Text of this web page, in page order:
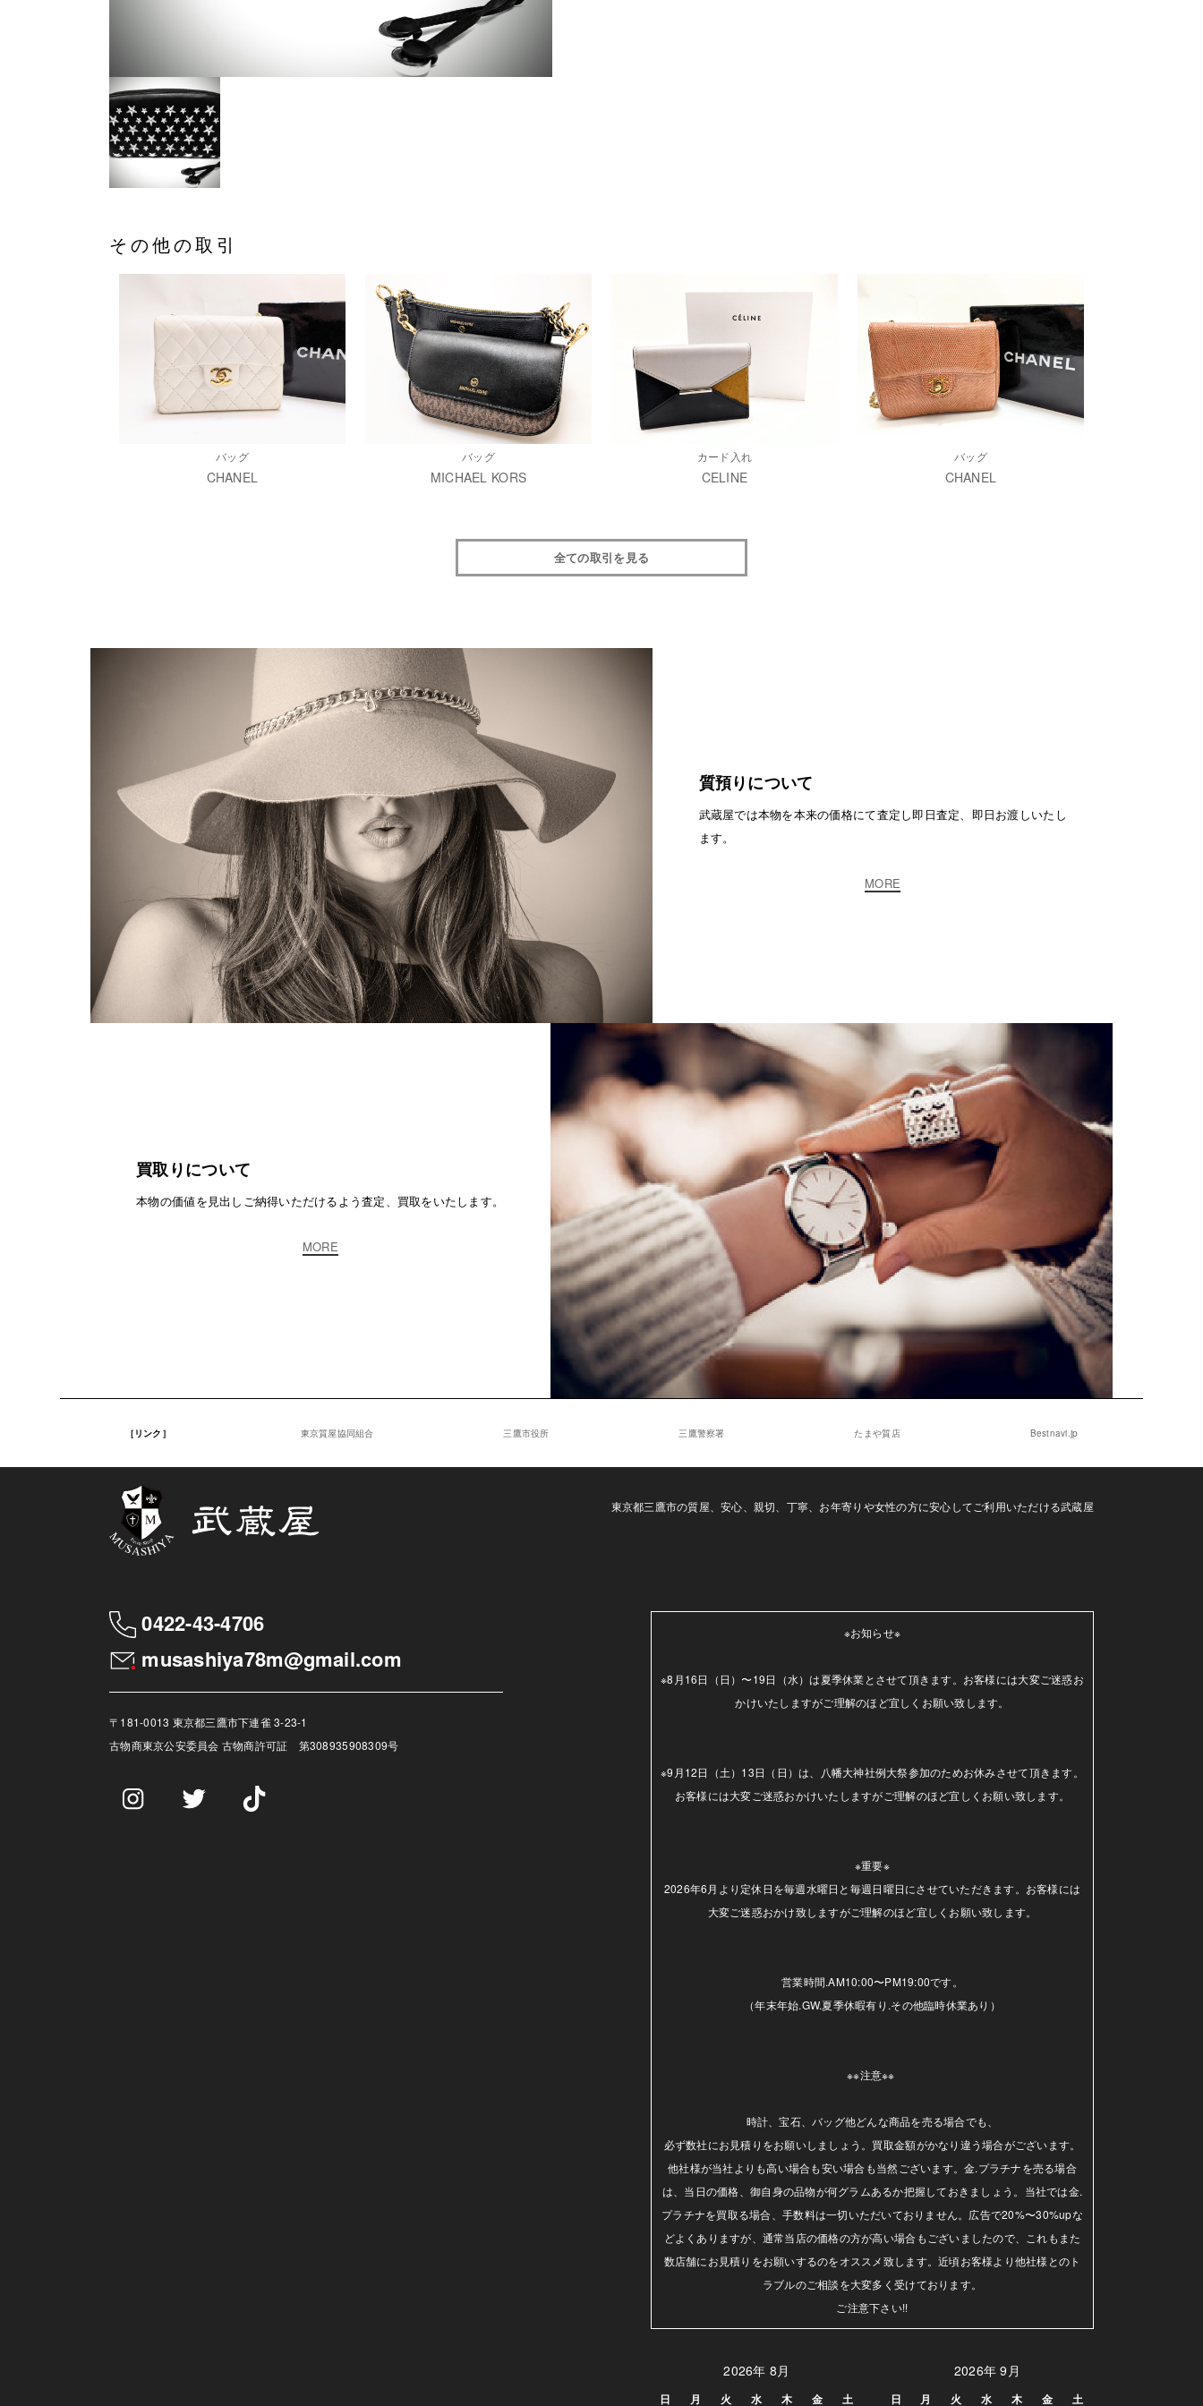
その他の取引
バッグ
CHANEL
バッグ
MICHAEL KORS
カード入れ
CELINE
バッグ
CHANEL
全ての取引を見る
質預りについて
武蔵屋では本物を本来の価格にて査定し即日査定、即日お渡しいたし
ます。
MORE
買取りについて
本物の価値を見出しご納得いただけるよう査定、買取をいたします。
MORE
［リンク］ 東京質屋協同組合 三鷹市役所 三鷹警察署 たまや質店 Bestnavi.jp
東京都三鷹市の質屋、安心、親切、丁寧、お年寄りや女性の方に安心してご利用いただける武蔵屋
0422-43-4706
musashiya78m@gmail.com
〒181-0013 東京都三鷹市下連雀 3-23-1
古物商東京公安委員会 古物商許可証 第308935908309号
※お知らせ※
※8月16日（日）〜19日（水）は夏季休業とさせて頂きます。お客様には大変ご迷惑お
かけいたしますがご理解のほど宜しくお願い致します。
※9月12日（土）13日（日）は、八幡大神社例大祭参加のためお休みさせて頂きます。
お客様には大変ご迷惑おかけいたしますがご理解のほど宜しくお願い致します。
※重要※
2026年6月より定休日を毎週水曜日と毎週日曜日にさせていただきます。お客様には
大変ご迷惑おかけ致しますがご理解のほど宜しくお願い致します。
営業時間.AM10:00〜PM19:00です。
（年末年始.GW.夏季休暇有り.その他臨時休業あり）
※※注意※※
時計、宝石、バッグ他どんな商品を売る場合でも、
必ず数社にお見積りをお願いしましょう。買取金額がかなり違う場合がございます。
他社様が当社よりも高い場合も安い場合も当然ございます。金.プラチナを売る場合
は、当日の価格、御自身の品物が何グラムあるか把握しておきましょう。当社では金.
プラチナを買取る場合、手数料は一切いただいておりません。広告で20%〜30%upな
どよくありますが、通常当店の価格の方が高い場合もございましたので、これもまた
数店舗にお見積りをお願いするのをオススメ致します。近頃お客様より他社様とのト
ラブルのご相談を大変多く受けております。
ご注意下さい!!
2026年 8月
日 月 火 水 木 金 土
2026年 9月
日 月 火 水 木 金 土